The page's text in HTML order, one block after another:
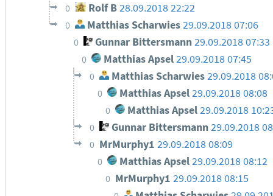
0 Rolf B28.09.2018 22:22
0 Matthias Scharwies29.09.2018 07:06
0 Gunnar Bittersmann29.09.2018 07:33
0 Matthias Apsel 29.09.2018 07:45
0 Matthias Scharwies29.09.2018
0 Matthias Apsel29.09.2018 08:08
0 Matthias Apsel29.09.2018
0 Gunnar Bittersmann29.09.2018
0 MrMurphy1 29.09.2018 08:09
0 Matthias Apsel29.09.2018 08:12
0 MrMurphy129.09.2018 08:15